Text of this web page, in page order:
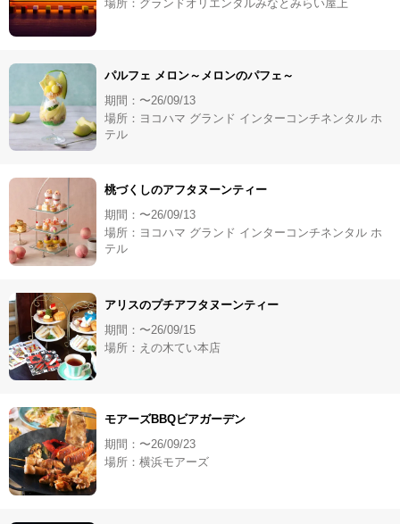
場所：グランドオリエンタルみなとみらい屋上
パルフェ メロン～メロンのパフェ～
期間：〜26/09/13
場所：ヨコハマ グランド インターコンチネンタル ホ
テル
桃づくしのアフタヌーンティー
期間：〜26/09/13
場所：ヨコハマ グランド インターコンチネンタル ホ
テル
アリスのプチアフタヌーンティー
期間：〜26/09/15
場所：えの木てい本店
モアーズBBQビアガーデン
期間：〜26/09/23
場所：横浜モアーズ